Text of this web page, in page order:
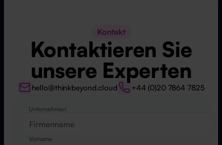
Kontakt
Kontaktieren Sie
unsere Experten
hello@thinkbeyond.cloud +44 (0)20 7864 7825
Unternehmen
Vorname